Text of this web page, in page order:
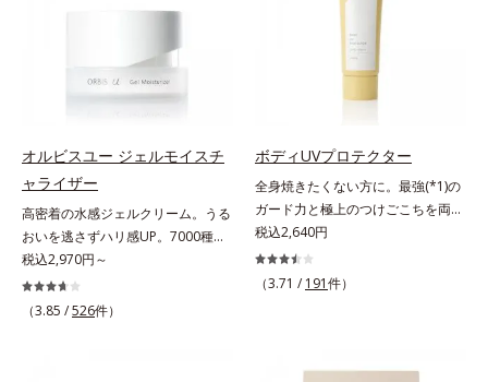
の生成を抑え、シミ・ソバカスを防
内スキンケアシリーズの保湿力*3
年齢に応じたお手入れのこと*4 う
るおいによる*5 乾燥、ハリ・ツヤ
ロニセラカエルレア果汁、ノバラエ
キス配合＝うるおいを与えハリと透
明感に満ちた肌へ導く保湿成分*9
メマツヨイグサ抽出液、スイカズラ
エキス配合＝角層のすみずみまで水
分・油分を保ち、ハリ・ツヤを与え
る保湿成分*10 気持ちのこと各商品
の詳しい情報は商品ページをご覧く
の乾燥・テカリへのケアはそのまま
肌悩みに応え、“未来”を見据えて好
印象の鍵となるハリ・ツヤへもアプ
ローチする進化を遂げました。うる
アイテム同士をなじみやすくする
「うるおいコネクト設計」を採用。
8アイテム分の機能を3ステップに集
約し、よりシンプルなお手入れで、
ハリ・ツヤのある好印象な清潔透明
肌(*1)へ導きます。*1 うるおいによ
る透明感のある肌*2 男性の顔画像
を用いた印象評価において、基準画
に満ちた美しい肌へと導きます。ポ
ーラ・オルビスグループ独自の肌荒
れ防止有効成分として、「DF-パン
テノール(*3)」を国内唯一(*4)、高
濃度で配合。角層のバリア機能にア
にゆらがない肌を叶えます。そし
成分「MCアクティベーター
(*5)」。肌のうるおいを引き出し・
高めて、ハリ感あふれる肌へと導き
ます。うるおいに満ちたゆらがない
肌をご体感いただくために設計され
オルビスユー ジェルモイスチ
ャライザー
高密着の水感ジェルクリーム。うる
おいを逃さずハリ感UP。7000種を
超える成分から厳選し、「うるおい
の質(*1)」に着目した初期エイジン
グケア(*2)シリーズオルビスユーは
税込2,970円～
（3.85 /526件）
ボディUVプロテクター
全身焼きたくない方に。最強(*1)の
ガード力と極上のつけごこちを両
立。“肌を整える”日焼け止め。絶対
に焼きたくない方に。SPF50+・
PA++++。最強(*1)のガード力を持
術を使っているから、汗に触れるこ
税込2,640円
（3.71 / 191件）